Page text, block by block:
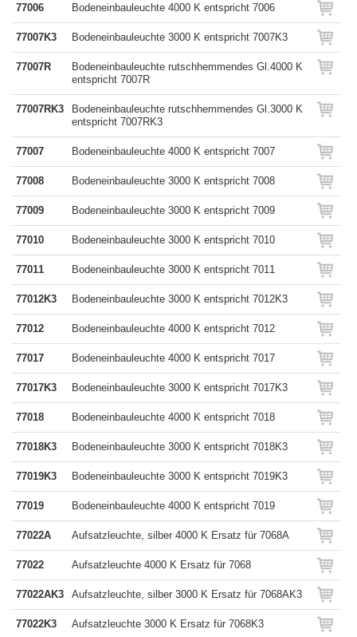
77006 Bodeneinbauleuchte 4000 K entspricht 7006
77007K3 Bodeneinbauleuchte 3000 K entspricht 7007K3
77007R
Bodeneinbauleuchte rutschhemmendes Gl.4000 K
entspricht 7007R
77007RK3
Bodeneinbauleuchte rutschhemmendes Gl.3000 K
entspricht 7007RK3
77007 Bodeneinbauleuchte 4000 K entspricht 7007
77008 Bodeneinbauleuchte 3000 K entspricht 7008
77009 Bodeneinbauleuchte 3000 K entspricht 7009
77010 Bodeneinbauleuchte 3000 K entspricht 7010
77011 Bodeneinbauleuchte 3000 K entspricht 7011
77012K3 Bodeneinbauleuchte 3000 K entspricht 7012K3
77012 Bodeneinbauleuchte 4000 K entspricht 7012
77017 Bodeneinbauleuchte 4000 K entspricht 7017
77017K3 Bodeneinbauleuchte 3000 K entspricht 7017K3
77018 Bodeneinbauleuchte 4000 K entspricht 7018
77018K3 Bodeneinbauleuchte 3000 K entspricht 7018K3
77019K3 Bodeneinbauleuchte 3000 K entspricht 7019K3
77019 Bodeneinbauleuchte 4000 K entspricht 7019
77022A Aufsatzleuchte, silber 4000 K Ersatz für 7068A
77022 Aufsatzleuchte 4000 K Ersatz für 7068
77022AK3 Aufsatzleuchte, silber 3000 K Ersatz für 7068AK3
77022K3 Aufsatzleuchte 3000 K Ersatz für 7068K3